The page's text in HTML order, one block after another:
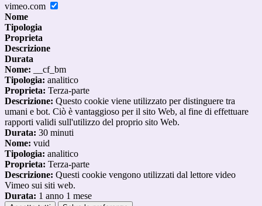
vimeo.com
Nome
Tipologia
Proprieta
Descrizione
Durata
Nome: __cf_bm
Tipologia: analitico
Proprieta: Terza-parte
Descrizione: Questo cookie viene utilizzato per distinguere tra
umani e bot. Ciò è vantaggioso per il sito Web, al fine di effettuare
rapporti validi sull'utilizzo del proprio sito Web.
Durata: 30 minuti
Nome: vuid
Tipologia: analitico
Proprieta: Terza-parte
Descrizione: Questi cookie vengono utilizzati dal lettore video
Vimeo sui siti web.
Durata: 1 anno 1 mese